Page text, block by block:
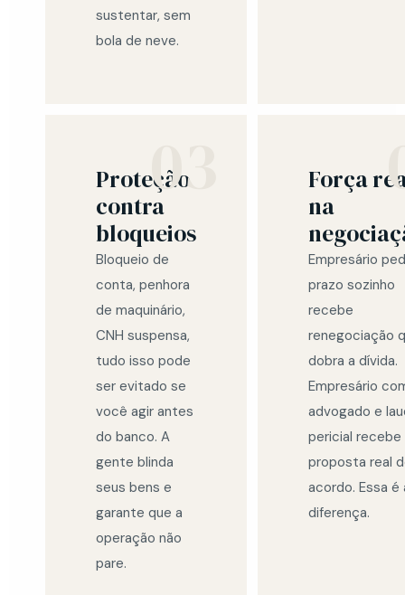
sustentar, sem
bola de neve.
03
Proteção
contra
bloqueios
Bloqueio de
conta, penhora
de maquinário,
CNH suspensa,
tudo isso pode
ser evitado se
você agir antes
do banco. A
gente blinda
seus bens e
garante que a
operação não
pare.
Força
na
Empresário
prazo sozinho
recebe
renegociação
dobra a dívida.
Empresário
advogado e
pericial recebe
proposta real
acordo. Essa é
diferença.